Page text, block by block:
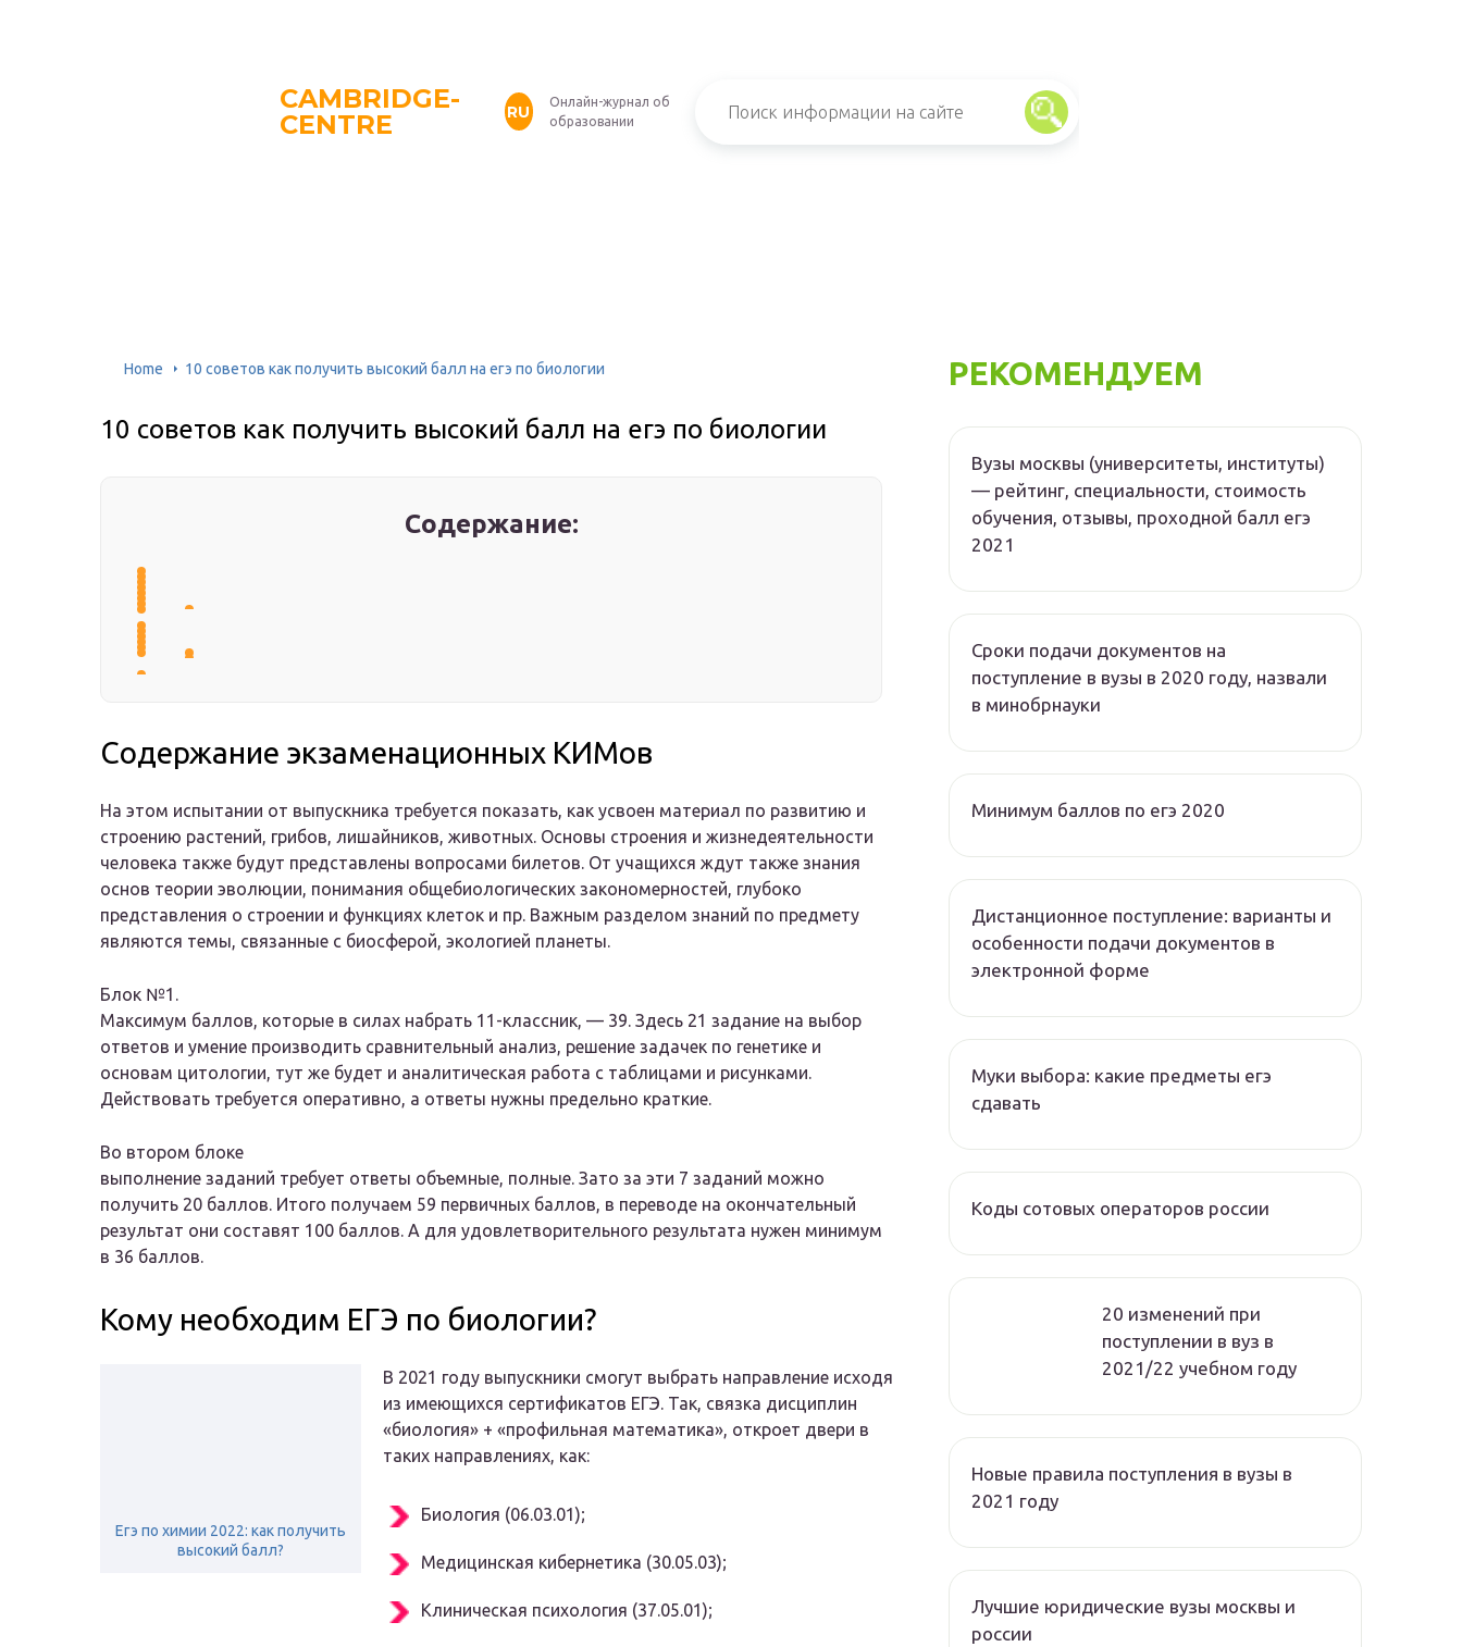
CAMBRIDGE-
CENTRE
RU
Онлайн-журнал об
образовании
Home 10 советов как получить высокий балл на егэ по биологии
10 советов как получить высокий балл на егэ по биологии
Содержание:
Содержание экзаменационных КИМов
На этом испытании от выпускника требуется показать, как усвоен материал по развитию и
строению растений, грибов, лишайников, животных. Основы строения и жизнедеятельности
человека также будут представлены вопросами билетов. От учащихся ждут также знания
основ теории эволюции, понимания общебиологических закономерностей, глубоко
представления о строении и функциях клеток и пр. Важным разделом знаний по предмету
являются темы, связанные с биосферой, экологией планеты.
Блок №1.
Максимум баллов, которые в силах набрать 11-классник, — 39. Здесь 21 задание на выбор
ответов и умение производить сравнительный анализ, решение задачек по генетике и
основам цитологии, тут же будет и аналитическая работа с таблицами и рисунками.
Действовать требуется оперативно, а ответы нужны предельно краткие.
Во втором блоке
выполнение заданий требует ответы объемные, полные. Зато за эти 7 заданий можно
получить 20 баллов. Итого получаем 59 первичных баллов, в переводе на окончательный
результат они составят 100 баллов. А для удовлетворительного результата нужен минимум
в 36 баллов.
Кому необходим ЕГЭ по биологии?
Егэ по химии 2022: как получить
высокий балл?
В 2021 году выпускники смогут выбрать направление исходя
из имеющихся сертификатов ЕГЭ. Так, связка дисциплин
«биология» + «профильная математика», откроет двери в
таких направлениях, как:
Биология (06.03.01);
Медицинская кибернетика (30.05.03);
Клиническая психология (37.05.01);
РЕКОМЕНДУЕМ
Вузы москвы (университеты, институты)
— рейтинг, специальности, стоимость
обучения, отзывы, проходной балл егэ
2021
Сроки подачи документов на
поступление в вузы в 2020 году, назвали
в минобрнауки
Минимум баллов по егэ 2020
Дистанционное поступление: варианты и
особенности подачи документов в
электронной форме
Муки выбора: какие предметы егэ
сдавать
Коды сотовых операторов россии
20 изменений при
поступлении в вуз в
2021/22 учебном году
Новые правила поступления в вузы в
2021 году
Лучшие юридические вузы москвы и
россии